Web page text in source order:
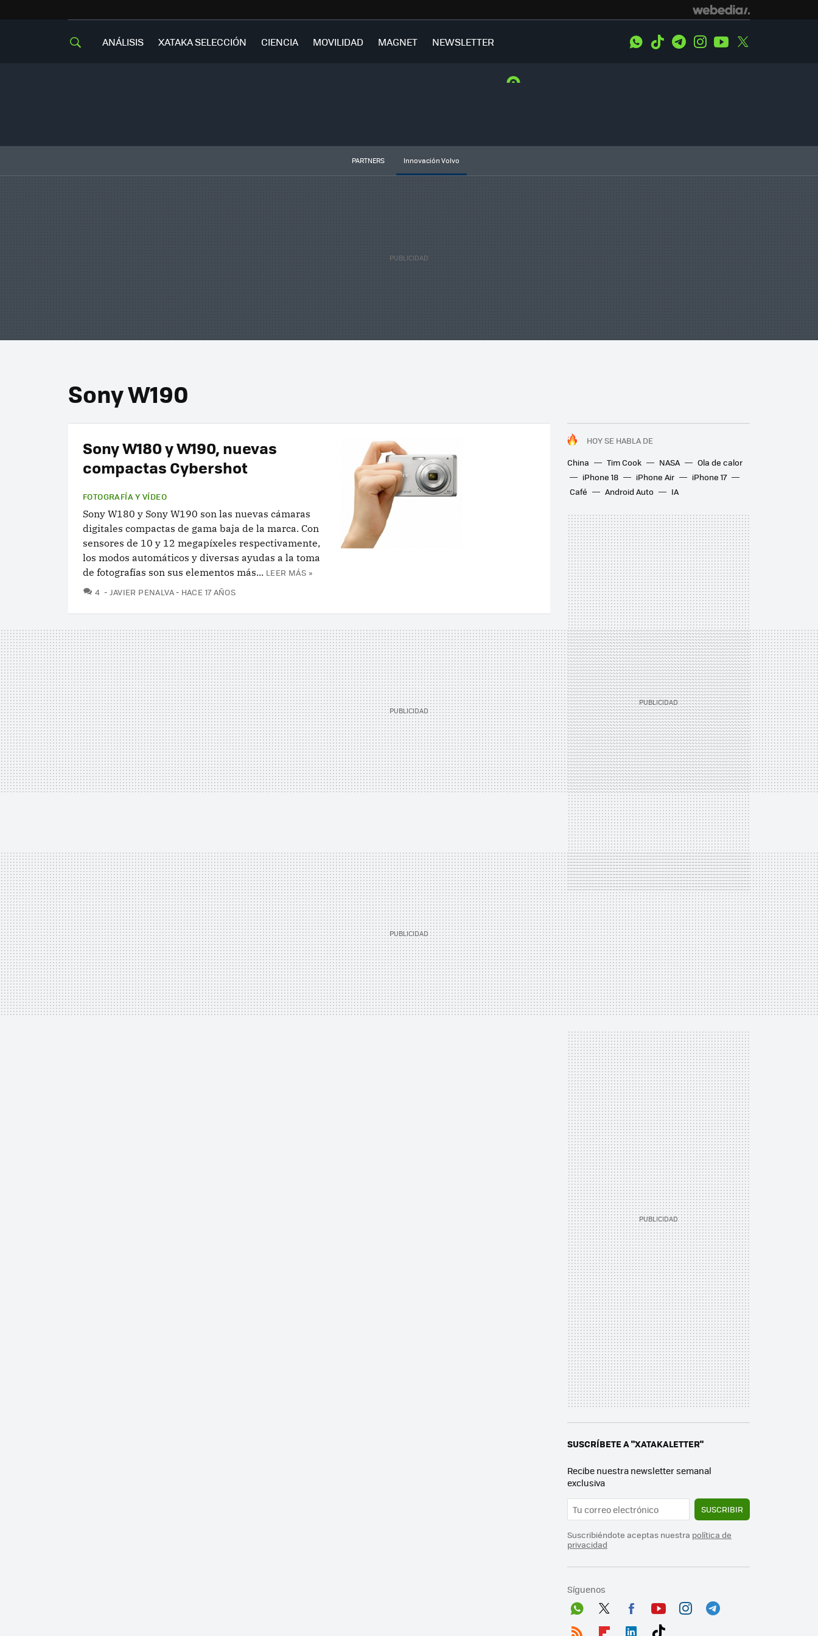
ANÁLISIS XATAKA SELECCIÓN CIENCIA MOVILIDAD MAGNET NEWSLETTER WhatsApp
Tiktok TelegramInstagramYoutube
PARTNERS Innovación Volvo
Sony W190
HOY SE HABLA DE
China
Tim Cook NASA
Ola de calor
iPhone 18
iPhone Air
iPhone 17
Café
Android Auto IA
Sony W180 y W190, nuevas
compactas Cybershot
FOTOGRAFÍA Y VÍDEO
Sony W180 y Sony W190 son las nuevas cámaras
digitales compactas de gama baja de la marca. Con
sensores de 10 y 12 megapíxeles respectivamente,
los modos automáticos y diversas ayudas a la toma
de fotografías son sus elementos más... LEER MÁS »
4 COMENTARIOS
JAVIER PENALVA HACE 17 AÑOS
SUSCRÍBETE A "XATAKALETTER"
Recibe nuestra newsletter semanal
exclusiva
SUSCRIBIR
Suscribiéndote aceptas nuestra política de
privacidad
Síguenos
Wh
Twit
Fac
You